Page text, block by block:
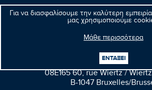
Για να διασφαλίσουμε την καλύτερη
μας χρησιμοποιούμε
Μάθε περισσότερα
ΕΝΤΑΞΕΙ
Βρυξέλλες
Parlement européen Bât.
08E165 60, rue Wiertz /
B-1047 Bruxelles/